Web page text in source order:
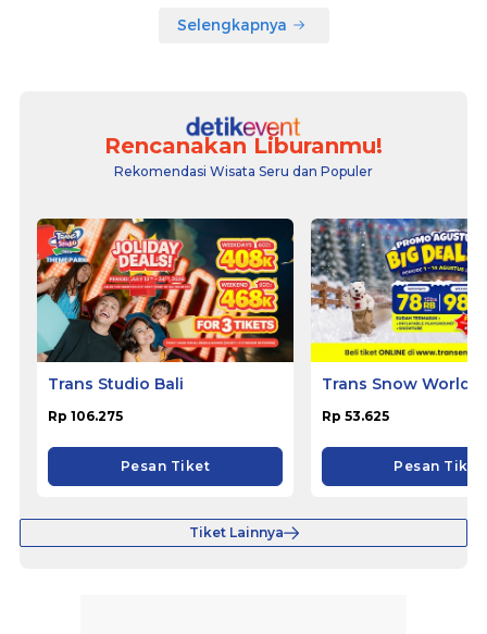
Selengkapnya
Rencanakan Liburanmu!
Rekomendasi Wisata Seru dan Populer
Trans Studio Bali
Rp 106.275
Pesan Tiket
Trans Snow World
Rp 53.625
Pesan Tiket
Tiket Lainnya